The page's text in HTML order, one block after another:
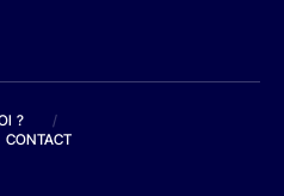
?
/
CONTACT